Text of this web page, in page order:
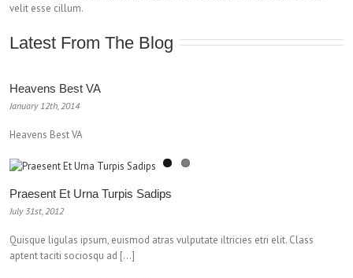
velit esse cillum.
Latest From The Blog
Heavens Best VA
January 12th, 2014
Heavens Best VA
Praesent Et Urna Turpis Sadips
July 31st, 2012
Quisque ligulas ipsum, euismod atras vulputate iltricies etri elit. Class
aptent taciti sociosqu ad […]